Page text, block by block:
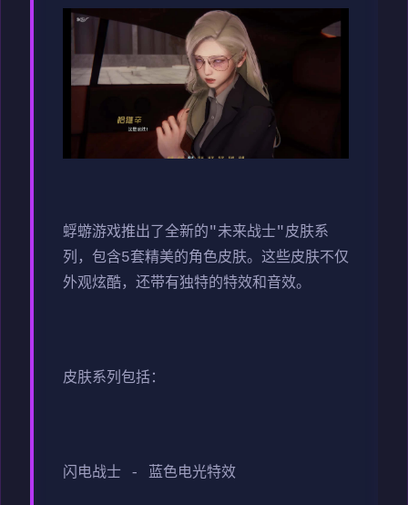
蜉蝣游戏推出了全新的"未来战士"皮肤系
列，包含5套精美的角色皮肤。这些皮肤不仅
外观炫酷，还带有独特的特效和音效。
皮肤系列包括：
闪电战士 - 蓝色电光特效